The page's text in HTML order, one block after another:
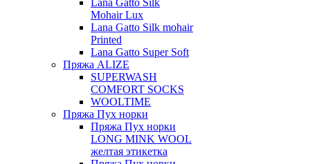
Lana Gatto Silk
Mohair Lux
Lana Gatto Silk mohair
Printed
Lana Gatto Super Soft
Пряжа ALIZE
SUPERWASH
COMFORT SOCKS
WOOLTIME
Пряжа Пух норки
Пряжа Пух норки
LONG MINK WOOL
желтая этикетка